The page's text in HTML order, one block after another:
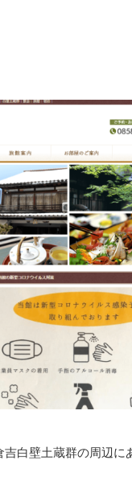
白壁土蔵群の周辺